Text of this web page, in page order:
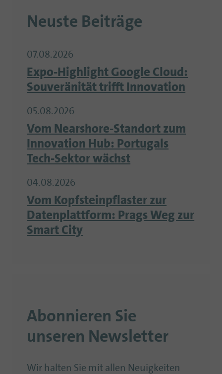
Neuste Beiträge
07.08.2026
Expo-Highlight Google Cloud:
Souveränität trifft Innovation
05.08.2026
Vom Nearshore-Standort zum
Innovation Hub: Portugals
Tech-Sektor wächst
04.08.2026
Vom Kopfsteinpflaster zur
Datenplattform: Prags Weg zur
Smart City
Abonnieren Sie
unseren Newsletter
Wir halten Sie mit allen Neuigkeiten